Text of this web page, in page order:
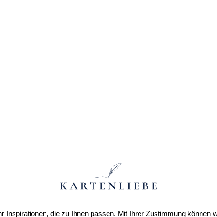
Inspirationen, die zu Ihnen passen. Mit Ihrer Zustimmung können